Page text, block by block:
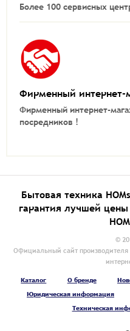
Более 100 сервисных
Фирменный интернет-
Фирменный интернет-
посредников !
Бытовая техника
гарантия лучшей
©
Официальный сайт
Каталог О бренде
Юридическая информация
Техническая